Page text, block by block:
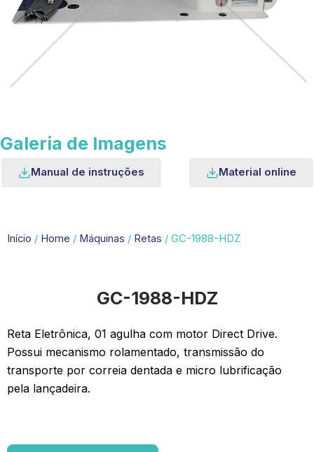
Galeria de Imagens
Manual de instruções Material online
Início / Home / Máquinas / Retas / GC-1988-HDZ
GC-1988-HDZ
Reta Eletrônica, 01 agulha com motor Direct Drive.
Possui mecanismo rolamentado, transmissão do
transporte por correia dentada e micro lubrificação
pela lançadeira.